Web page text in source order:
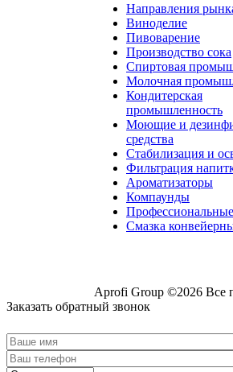
Направления
Виноделие
Пивоварение
Производство сока
Спиртовая
Молочная
Кондитерская
промышленность
Моющие и
средства
Стабилизация и
Фильтрация
Ароматизаторы
Компаунды
Смазка
Aprofi Group ©2026 Все
Заказать обратный звонок